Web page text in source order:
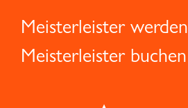
Meisterleister werden
Meisterleister buchen